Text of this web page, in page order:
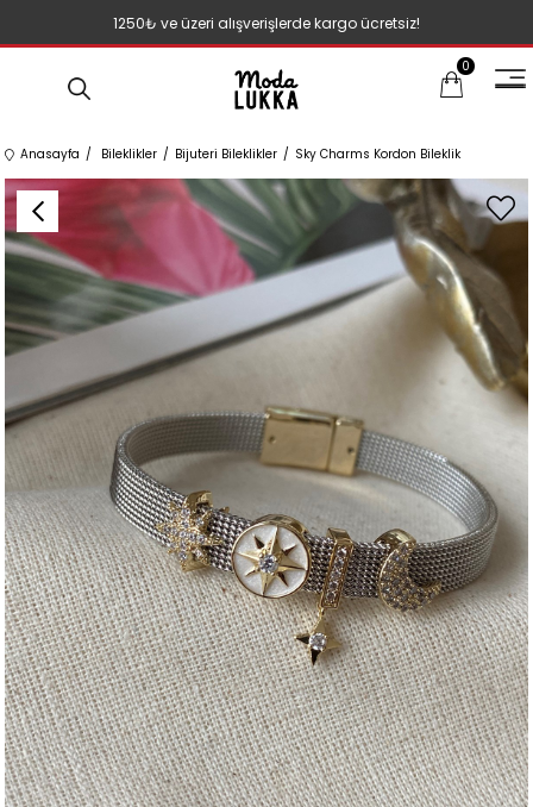
1250₺ ve üzeri alışverişlerde kargo ücretsiz!
0
Anasayfa Bileklikler Bijuteri Bileklikler Sky Charms Kordon Bileklik